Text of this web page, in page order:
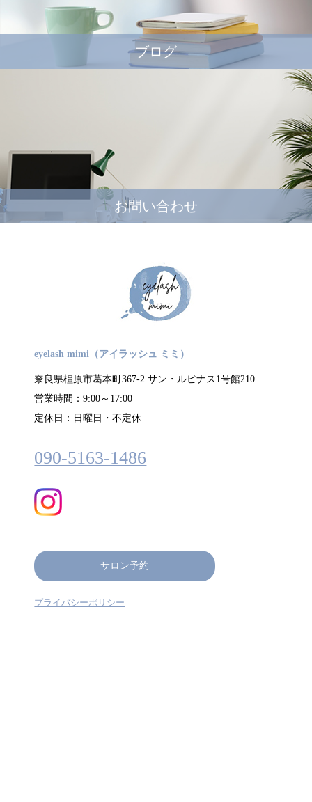
ブログ
お問い合わせ
eyelash mimi（アイラッシュ ミミ）
奈良県橿原市葛本町367-2 サン・ルピナス1号館210
営業時間：9:00～17:00
定休日：日曜日・不定休
090-5163-1486
サロン予約
プライバシーポリシー